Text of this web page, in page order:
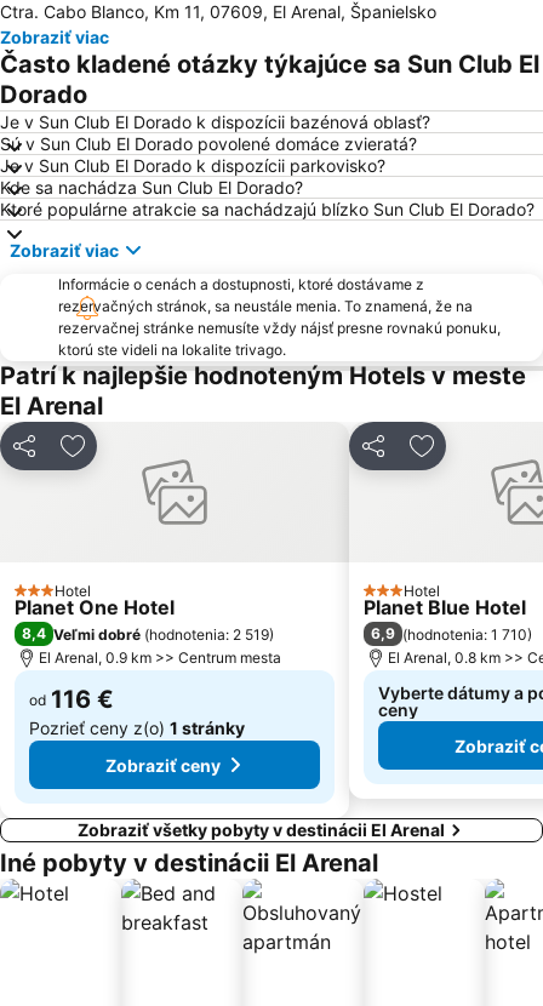
Hlavná železničná stanica Palma
Parc Natural de s'Albufera de Mallorca
Cala Major
Cala Santanyi
Port de Portopetro
Cala Estància
El Molinar
Cala Comtessa
Ses Covetes
Mallorca Rocks
Platja de Puerto Soller
Plaża Sa Torre
Placa Major
Mega Park
Gran Hotel
Sa Teulera
Cala Fornells
Camp de Mar
Puerto de Valdemossa - Sa Marina
Port Sa Calobra
Pabisa Beach Club
RIU Center
Les Meravelles
Platja de Palma
Sóller Railway
Marineland Mallorca
Platja La Romana o Platja Peguera Romana o Platja dels Morts
Ctra. Cabo Blanco, Km 11, 07609, El Arenal, Španielsko
Zobraziť viac
Často kladené otázky týkajúce sa Sun Club El
Dorado
Je v Sun Club El Dorado k dispozícii bazénová oblasť?
Sú v Sun Club El Dorado povolené domáce zvieratá?
Je v Sun Club El Dorado k dispozícii parkovisko?
Kde sa nachádza Sun Club El Dorado?
Ktoré populárne atrakcie sa nachádzajú blízko Sun Club El Dorado?
Zobraziť viac
Informácie o cenách a dostupnosti, ktoré dostávame z
rezervačných stránok, sa neustále menia. To znamená, že na
rezervačnej stránke nemusíte vždy nájsť presne rovnakú ponuku,
ktorú ste videli na lokalite trivago.
Patrí k najlepšie hodnoteným Hotels v meste
El Arenal
ZdieľaťPridať do obľúbených
3 Počet hviezdičiek
Hotel
Planet One Hotel
8,4 Veľmi dobré (hodnotenia: 2 519)
El Arenal, 0.9 km >> Centrum mesta
od 116 €
Pozrieť ceny z(o) 1 stránky
Zobraziť ceny
ZdieľaťPridať do
3 Počet hviezdičiek
Hotel
Planet Blue Hotel
6,9 (hodnotenia: 1 710)
El Arenal, 0.8 km >>
Vyberte dátumy a
ceny
Zobraziť
Zobraziť všetky pobyty v destinácii El Arenal
Iné pobyty v destinácii El Arenal